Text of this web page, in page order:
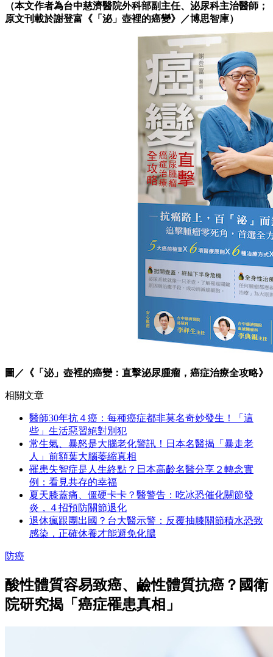
（本文作者為台中慈濟醫院外科部副主任、泌尿科主治醫師；
原文刊載於謝登富《「泌」壺裡的癌變》／博思智庫）
圖／《「泌」壺裡的癌變：直擊泌尿腫瘤，癌症治療全攻略》
相關文章
醫師30年抗４癌：每種癌症都非莫名奇妙發生！「這
些」生活惡習絕對別犯
常生氣、暴怒是大腦老化警訊！日本名醫揭「暴走老
人」前額葉大腦萎縮真相
罹患失智症是人生終點？日本高齡名醫分享２轉念實
例：看見共存的幸福
夏天膝蓋痛、僵硬卡卡？醫警告：吃冰恐催化關節發
炎，４招預防關節退化
退休瘋跟團出國？台大醫示警：反覆抽膝關節積水恐致
感染，正確休養才能避免化膿
防癌
酸性體質容易致癌、鹼性體質抗癌？國衛
院研究揭「癌症罹患真相」